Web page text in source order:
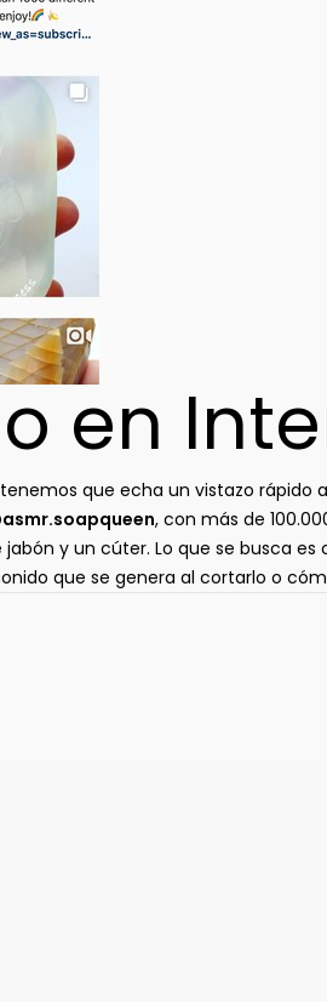
en
que echa un vistazo rápido
, con más de
y un cúter. Lo que se busca
que se genera al cortarlo o